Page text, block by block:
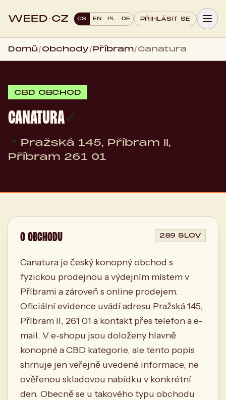
WEED·CZ CS EN PL DE PŘIHLÁSIT SE
Domů/Obchody/Příbram/Canatura
CBD OBCHOD
CANATURA✓
📍 Pražská 145, Příbram II,
Příbram 261 01
O OBCHODU 289 SLOV
Canatura je český konopný obchod s
fyzickou prodejnou a výdejním místem v
Příbrami a zároveň s online prodejem.
Oficiální evidence uvádí adresu Pražská 145,
Příbram II, 261 01 a kontakt přes telefon a e-
mail. V e-shopu jsou doloženy hlavně
konopné a CBD kategorie, ale tento popis
shrnuje jen veřejně uvedené informace, ne
ověřenou skladovou nabídku v konkrétní
den. Obecně se u takového typu obchodu